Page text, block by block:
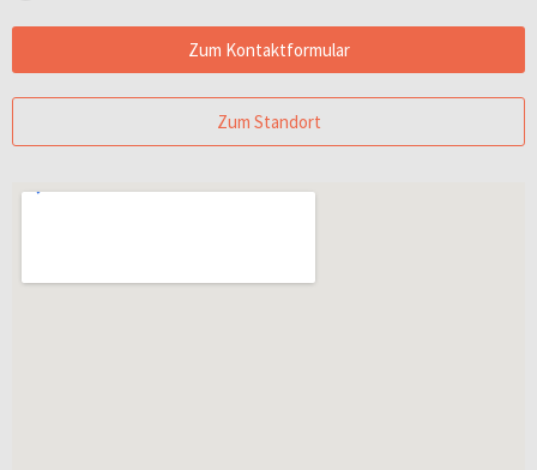
Zum Kontaktformular
Zum Standort